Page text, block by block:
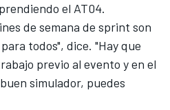
el AT04.
de semana de sprint son
todos", dice. "Hay que
previo al evento y en el
simulador, puedes